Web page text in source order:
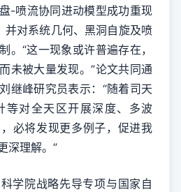
喷流协同进动模型成功重现
并对系统几何、黑洞自旋及喷
。“这一现象或许普遍存在，
未被大量发现。”论文共同通
继峰研究员表示：“随着司天
等对全天区开展深度、多波
必将发现更多例子，促进我
深理解。”
院战略先导专项与国家自